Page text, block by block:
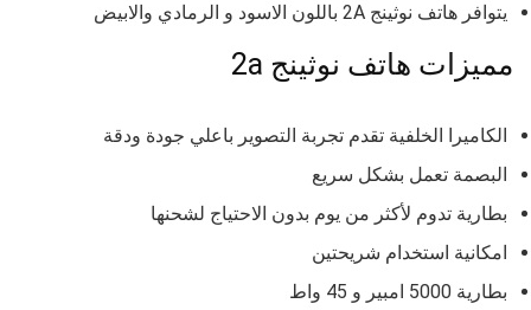
يتوافر هاتف نوثينج 2A باللون الاسود و الرمادي والابيض
مميزات هاتف نوثينج 2a
الكاميرا الخلفية تقدم تجربة التصوير باعلي جودة ودقة
البصمة تعمل بشكل سريع
بطارية تدوم لأكثر من يوم بدون الاحتياج لشحنها
امكانية استخدام شريحتين
بطارية 5000 امبير و 45 واط